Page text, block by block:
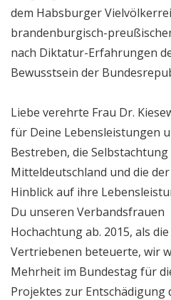
dem Habsburger
brandenburgisch-
nach Diktatur-Erfahrungen
Bewusstsein der
Liebe verehrte Frau Dr.
für Deine Lebensleistungen
Bestreben, die
Mitteldeutschland und die
Hinblick auf ihre
Du unseren
Hochachtung ab. 2015, als
Vertriebenen beteuerte, wir
Mehrheit im Bundestag für
Projektes zur Entschädigung